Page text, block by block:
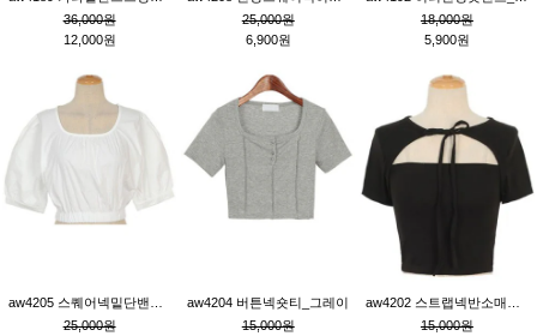
36,000원
12,000원
25,000원
6,900원
18,000원
5,900원
25,000원
aw4204 버튼넥숏티_그레이
15,000원
15,000원